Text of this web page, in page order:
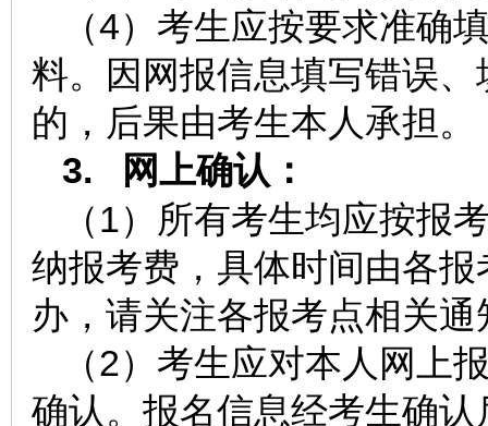
（4）考生应按要求准确
料。因网报信息填写错误
的，后果由考生本人承担。
3.
网上确认：
（1）所有考生均应按报
纳报考费，具体时间由各
办，请关注各报考点相关通
（2）考生应对本人网上
确认。报名信息经考生确